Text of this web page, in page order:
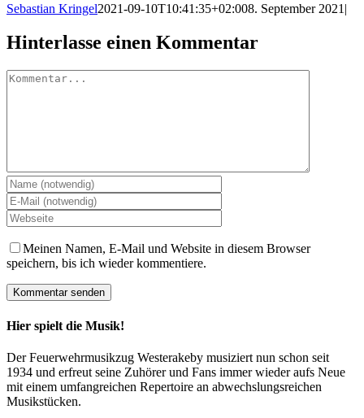
Sebastian Kringel2021-09-10T10:41:35+02:008. September 2021 |
Hinterlasse einen Kommentar
Kommentar
Meinen Namen, E-Mail und Website in diesem Browser
speichern, bis ich wieder kommentiere.
Hier spielt die Musik!
Der Feuerwehrmusikzug Westerakeby musiziert nun schon seit
1934 und erfreut seine Zuhörer und Fans immer wieder aufs Neue
mit einem umfangreichen Repertoire an abwechslungsreichen
Musikstücken.